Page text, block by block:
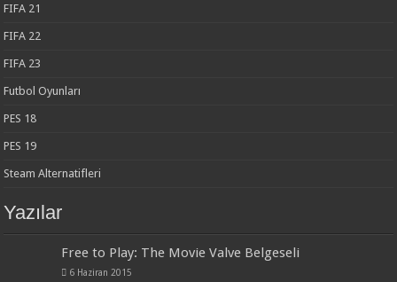
FIFA 21
FIFA 22
FIFA 23
Futbol Oyunları
PES 18
PES 19
Steam Alternatifleri
Yazılar
Free to Play: The Movie Valve Belgeseli
6 Haziran 2015